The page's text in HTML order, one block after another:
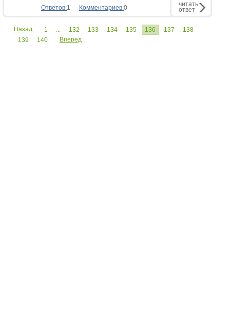
Ответов:1 Комментариев:0 читать
ответ
Назад 1 ... 132 133 134 135 136 137
138
139
140 Вперед